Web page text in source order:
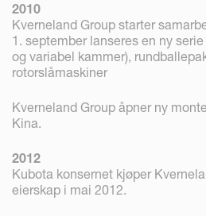
2010
Kverneland Group starter
1. september lanseres en ny
og variabel kammer),
rotorslåmaskiner
Kverneland Group åpner ny
Kina.
2012
Kubota konsernet kjøper
eierskap i mai 2012.